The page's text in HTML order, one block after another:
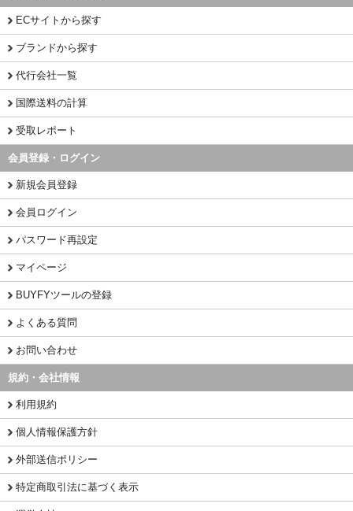
ECサイトから探す
ブランドから探す
代行会社一覧
国際送料の計算
受取レポート
会員登録・ログイン
新規会員登録
会員ログイン
パスワード再設定
マイページ
BUYFYツールの登録
よくある質問
お問い合わせ
規約・会社情報
利用規約
個人情報保護方針
外部送信ポリシー
特定商取引法に基づく表示